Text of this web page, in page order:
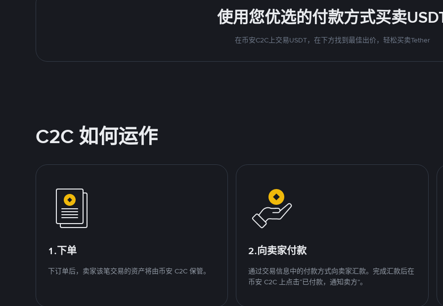
使用您优选的付款方式买卖
在币安C2C上交易USDT，在下方找到最佳出价，轻松买卖Tether
C2C 如何运作
1.下单
下订单后，卖家该笔交易的资产将由币安 C2C 保管。
2.向卖家付款
通过交易信息中的付款方式向卖家汇款。完成汇款后在
币安 C2C 上点击“已付款，通知卖方”。